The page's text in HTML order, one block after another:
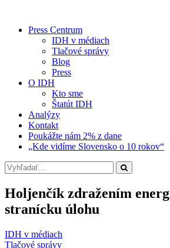
Press Centrum
IDH v médiach
Tlačové správy
Blog
Press
O IDH
Kto sme
Štatút IDH
Analýzy
Kontakt
Poukážte nám 2% z dane
„Kde vidíme Slovensko o 10 rokov“
Holjenčík zdražením
stranícku úlohu
IDH v médiach
Tlačové správy